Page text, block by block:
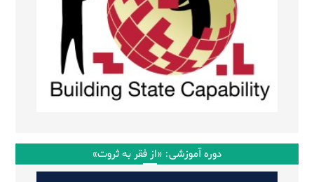
دوره آموزشی: «از فقر به ثروت»